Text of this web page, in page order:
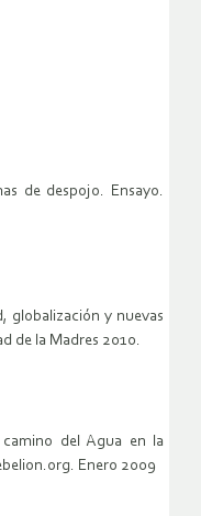
de despojo. Ensayo.
globalización y nuevas
de la Madres 2010.
del Agua en la
Enero 2009